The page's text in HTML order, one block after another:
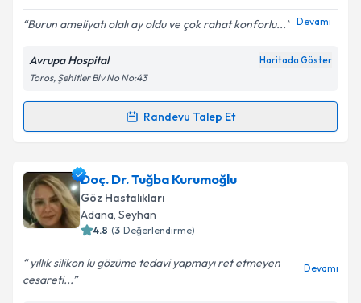
E-posta Adresiniz
Kişisel verilerimin işlenmesine ilişkinAydınlatma
'ni okudum ve kişisel verilerimin belirtilen
kapsamda işlenmesini kabul ediyorum.
Takvim Talebini Gönder
Burun ameliyatı olalı ay oldu ve çok rahat konforlu... Devamı
Avrupa Hospital Haritada Göster
Toros, Şehitler Blv No No:43
Randevu Talep Et
Randevu Takvimi Talebi
Op. Dr. Meysem Yorguniçin randevu takvimi talebi
oluşturun. Size bu uzmandan randevu almanız için bir
takvim hazırlandığında e-posta ile bilgilendireceğiz.
Doç. Dr. Tuğba Kurumoğlu
Göz Hastalıkları
Adana, Seyhan
4.8 (3 Değerlendirme)
yıllık silikon lu gözüme tedavi yapmayı ret etmeyen
cesareti...
Devamı